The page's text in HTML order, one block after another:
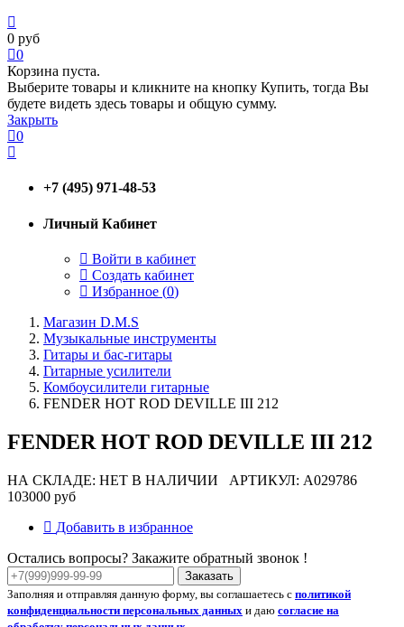
0 руб
0
Корзина пуста.
Выберите товары и кликните на кнопку Купить, тогда Вы
будете видеть здесь товары и общую сумму.
Закрыть
0
+7 (495) 971-48-53
Личный Кабинет
Войти в кабинет
Создать кабинет
Избранное (0)
Магазин D.M.S
Музыкальные инструменты
Гитары и бас-гитары
Гитарные усилители
Комбоусилители гитарные
FENDER HOT ROD DEVILLE III 212
FENDER HOT ROD DEVILLE III 212
НА СКЛАДЕ: НЕТ В НАЛИЧИИ АРТИКУЛ: A029786
103000 руб
Добавить в избранное
Остались вопросы? Закажите обратный звонок !
Заказать
Заполняя и отправляя данную форму, вы соглашаетесь с политикой
конфиденциальности персональных данных и даю согласие на